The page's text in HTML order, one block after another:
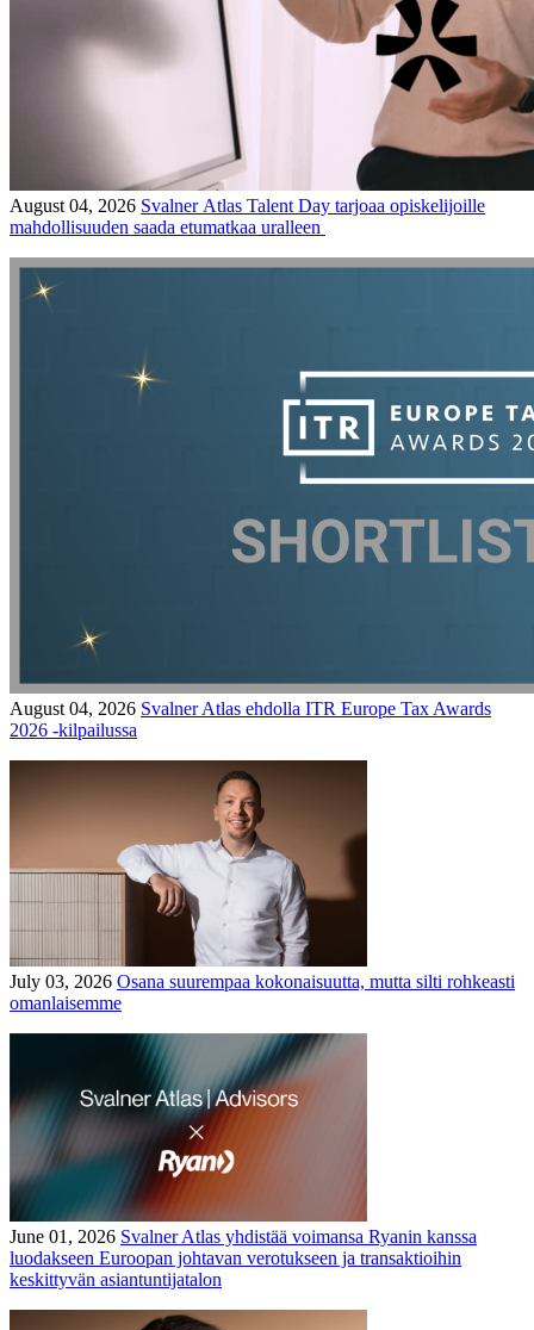
August 04, 2026 Svalner Atlas Talent Day tarjoaa opiskelijoille
mahdollisuuden saada etumatkaa uralleen
August 04, 2026 Svalner Atlas ehdolla ITR Europe Tax Awards
2026 -kilpailussa
July 03, 2026 Osana suurempaa kokonaisuutta, mutta silti rohkeasti
omanlaisemme
June 01, 2026 Svalner Atlas yhdistää voimansa Ryanin kanssa
luodakseen Euroopan johtavan verotukseen ja transaktioihin
keskittyvän asiantuntijatalon